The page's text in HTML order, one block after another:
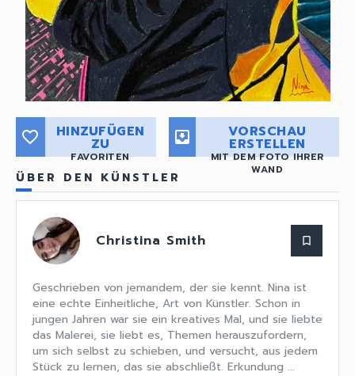
favorite_border HINZUFÜGEN
ZU
FAVORITEN
move_to_inbox VORSCHAU
ERSTELLEN
MIT DEM FOTO IHRER
WAND
ÜBER DEN KÜNSTLER
Christina Smith bookmark_border
Geschrieben von jemandem, der sie kennt. Nina ist
eine echte Einheitliche, Art von Künstler. Schon in
jungen Jahren war sie ein kreatives Mal, und sie liebte
das Malerei, sie liebt es, Themen herauszufordern,
um sich selbst zu schieben, und versucht, aus jedem
Stück zu lernen, das sie abschließt. Erkundung ...